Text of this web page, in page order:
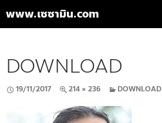
www.เซซามิน.com
เนื้อหา
DOWNLOAD
19/11/2017 214 × 236 DOWNLOAD